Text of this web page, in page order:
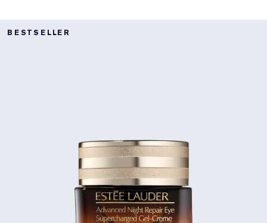
BESTSELLER